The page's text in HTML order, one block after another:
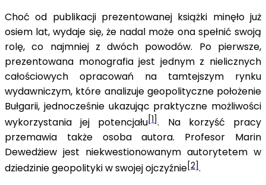
Choć od publikacji prezentowanej książki minęło już
osiem lat, wydaje się, że nadal może ona spełnić swoją
rolę, co najmniej z dwóch powodów. Po pierwsze,
prezentowana monografia jest jednym z nielicznych
całościowych opracowań na tamtejszym rynku
wydawniczym, które analizuje geopolityczne położenie
Bułgarii, jednocześnie ukazując praktyczne możliwości
wykorzystania jej potencjału[1]. Na korzyść pracy
przemawia także osoba autora. Profesor Marin
Dewedżiew jest niekwestionowanym autorytetem w
dziedzinie geopolityki w swojej ojczyźnie[2].